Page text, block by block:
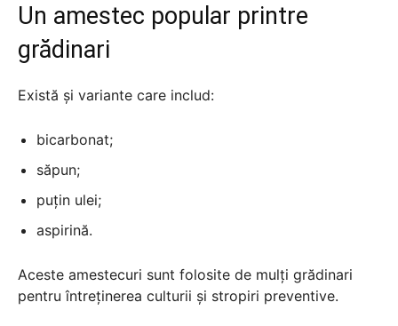
Un amestec popular printre
grădinari
Există și variante care includ:
bicarbonat;
săpun;
puțin ulei;
aspirină.
Aceste amestecuri sunt folosite de mulți grădinari
pentru întreținerea culturii și stropiri preventive.